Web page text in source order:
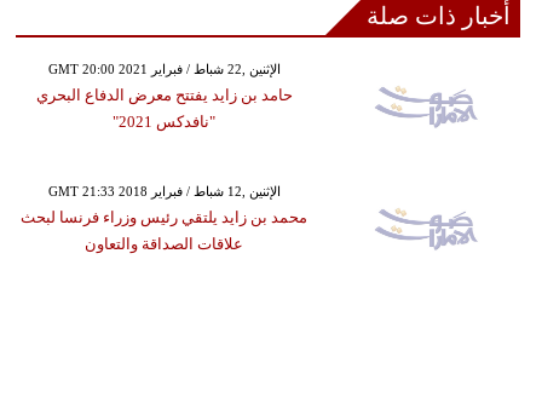
أخبار ذات صلة
GMT 20:00 2021 الإثنين ,22 شباط / فبراير
حامد بن زايد يفتتح معرض الدفاع البحري
"نافدكس 2021"
GMT 21:33 2018 الإثنين ,12 شباط / فبراير
محمد بن زايد يلتقي رئيس وزراء فرنسا لبحث
علاقات الصداقة والتعاون